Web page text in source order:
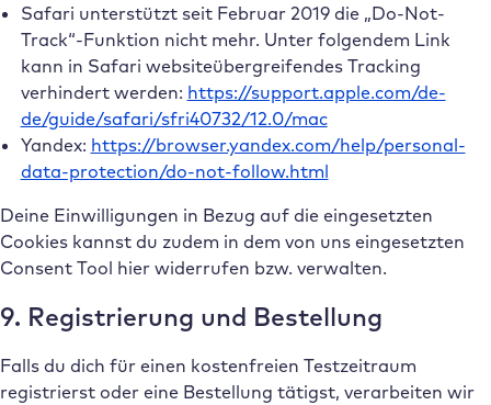
Safari unterstützt seit Februar 2019 die „Do-Not-
Track“-Funktion nicht mehr. Unter folgendem Link
kann in Safari websiteübergreifendes Tracking
verhindert werden: https://support.apple.com/de-
de/guide/safari/sfri40732/12.0/mac
Yandex: https://browser.yandex.com/help/personal-
data-protection/do-not-follow.html
Deine Einwilligungen in Bezug auf die eingesetzten
Cookies kannst du zudem in dem von uns eingesetzten
Consent Tool hier widerrufen bzw. verwalten.
9. Registrierung und Bestellung
Falls du dich für einen kostenfreien Testzeitraum
registrierst oder eine Bestellung tätigst, verarbeiten wir